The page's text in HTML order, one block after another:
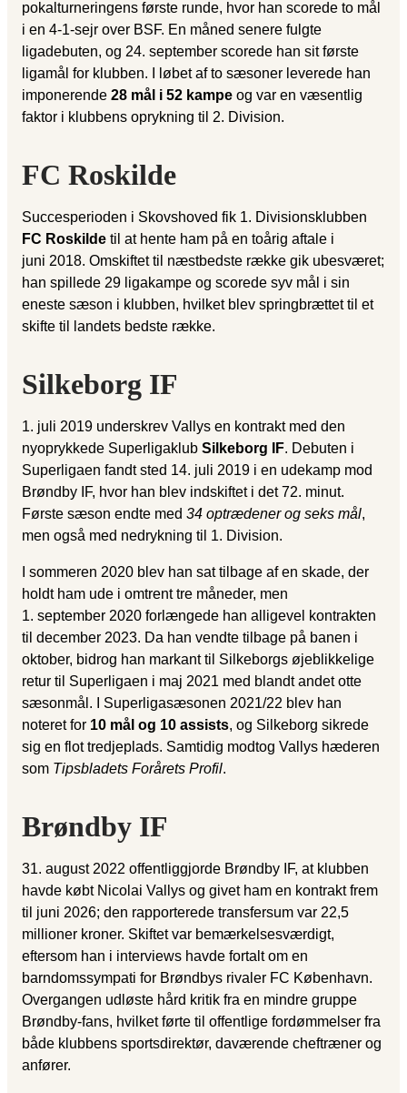
pokalturneringens første runde, hvor han scorede to mål
i en 4-1-sejr over BSF. En måned senere fulgte
ligadebuten, og 24. september scorede han sit første
ligamål for klubben. I løbet af to sæsoner leverede han
imponerende 28 mål i 52 kampe og var en væsentlig
faktor i klubbens oprykning til 2. Division.
FC Roskilde
Succesperioden i Skovshoved fik 1. Divisionsklubben
FC Roskilde til at hente ham på en toårig aftale i
juni 2018. Omskiftet til næstbedste række gik ubesværet;
han spillede 29 ligakampe og scorede syv mål i sin
eneste sæson i klubben, hvilket blev springbrættet til et
skifte til landets bedste række.
Silkeborg IF
1. juli 2019 underskrev Vallys en kontrakt med den
nyoprykkede Superligaklub Silkeborg IF. Debuten i
Superligaen fandt sted 14. juli 2019 i en udekamp mod
Brøndby IF, hvor han blev indskiftet i det 72. minut.
Første sæson endte med 34 optrædener og seks mål,
men også med nedrykning til 1. Division.
I sommeren 2020 blev han sat tilbage af en skade, der
holdt ham ude i omtrent tre måneder, men
1. september 2020 forlængede han alligevel kontrakten
til december 2023. Da han vendte tilbage på banen i
oktober, bidrog han markant til Silkeborgs øjeblikkelige
retur til Superligaen i maj 2021 med blandt andet otte
sæsonmål. I Superligasæsonen 2021/22 blev han
noteret for 10 mål og 10 assists, og Silkeborg sikrede
sig en flot tredjeplads. Samtidig modtog Vallys hæderen
som Tipsbladets Forårets Profil.
Brøndby IF
31. august 2022 offentliggjorde Brøndby IF, at klubben
havde købt Nicolai Vallys og givet ham en kontrakt frem
til juni 2026; den rapporterede transfersum var 22,5
millioner kroner. Skiftet var bemærkelsesværdigt,
eftersom han i interviews havde fortalt om en
barndomssympati for Brøndbys rivaler FC København.
Overgangen udløste hård kritik fra en mindre gruppe
Brøndby-fans, hvilket førte til offentlige fordømmelser fra
både klubbens sportsdirektør, daværende cheftræner og
anfører.